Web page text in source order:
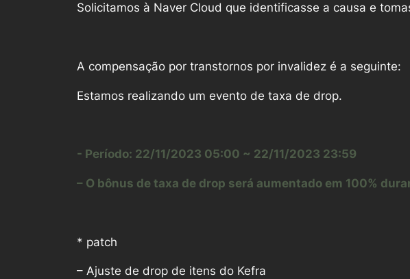
Solicitamos à Naver Cloud que identificasse a causa e
A compensação por transtornos por invalidez é a seguinte:
Estamos realizando um evento de taxa de drop.
​- Período: 22/11/2023 05:00 ~ 22/11/2023 23:59
– O bônus de taxa de drop será aumentado em 100%
* patch
– Ajuste de drop de itens do Kefra